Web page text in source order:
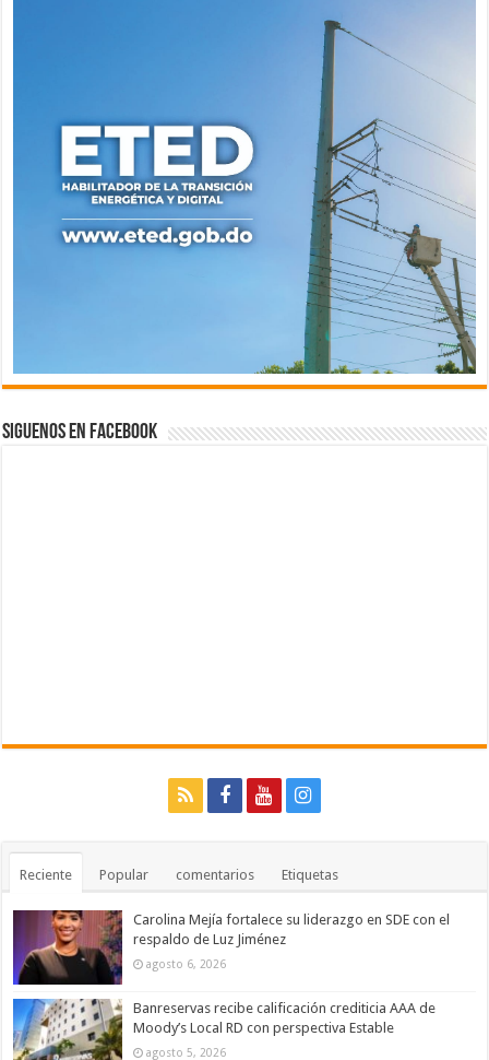
Siguenos en Facebook
Reciente Popular comentarios Etiquetas
Carolina Mejía fortalece su liderazgo en SDE con el
respaldo de Luz Jiménez
agosto 6, 2026
Banreservas recibe calificación crediticia AAA de
Moody’s Local RD con perspectiva Estable
agosto 5, 2026